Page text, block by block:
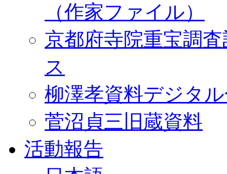
（作家ファイル）
京都府寺院重宝調
ス
柳澤孝資料デジタ
菅沼貞三旧蔵資料
活動報告